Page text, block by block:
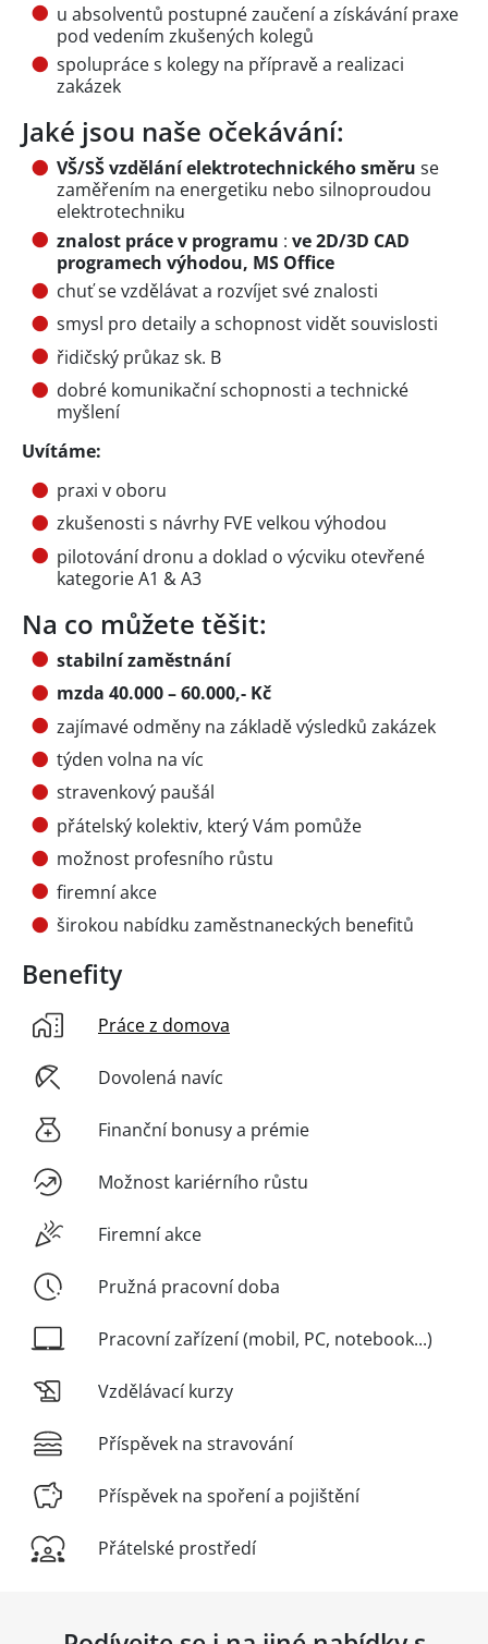
u absolventů postupné zaučení a získávání praxe
pod vedením zkušených kolegů
spolupráce s kolegy na přípravě a realizaci
zakázek
Jaké jsou naše očekávání:
VŠ/SŠ vzdělání elektrotechnického směru se
zaměřením na energetiku nebo silnoproudou
elektrotechniku
znalost práce v programu : ve 2D/3D CAD
programech výhodou, MS Office
chuť se vzdělávat a rozvíjet své znalosti
smysl pro detaily a schopnost vidět souvislosti
řidičský průkaz sk. B
dobré komunikační schopnosti a technické
myšlení
Uvítáme:
praxi v oboru
zkušenosti s návrhy FVE velkou výhodou
pilotování dronu a doklad o výcviku otevřené
kategorie A1 & A3
Na co můžete těšit:
stabilní zaměstnání
mzda 40.000 – 60.000,- Kč
zajímavé odměny na základě výsledků zakázek
týden volna na víc
stravenkový paušál
přátelský kolektiv, který Vám pomůže
možnost profesního růstu
firemní akce
širokou nabídku zaměstnaneckých benefitů
Benefity
Práce z domova
Dovolená navíc
Finanční bonusy a prémie
Možnost kariérního růstu
Firemní akce
Pružná pracovní doba
Pracovní zařízení (mobil, PC, notebook...)
Vzdělávací kurzy
Příspěvek na stravování
Příspěvek na spoření a pojištění
Přátelské prostředí